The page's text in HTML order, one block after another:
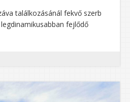
találkozásánál fekvő szerb
fejlődő